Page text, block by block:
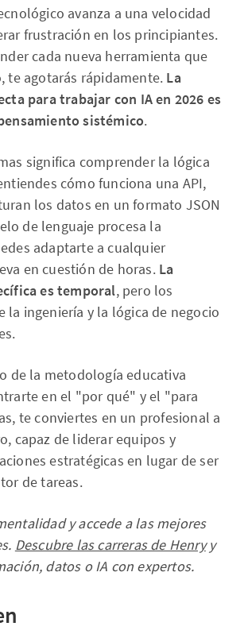
avanza a una velocidad
frustración en los principiantes.
cada nueva herramienta que
te agotarás rápidamente. La
para trabajar con IA en 2026 es
sistémico.
significa comprender la lógica
cómo funciona una API,
los datos en un formato JSON
de lenguaje procesa la
adaptarte a cualquier
en cuestión de horas.La
es temporal, pero los
la ingeniería y la lógica de negocio
de la metodología educativa
en el "por qué" y el "para
te conviertes en un profesional a
capaz de liderar equipos y
estratégicas en lugar de ser
de tareas.
y accede a las mejores
Descubre las carreras de Henryy
datos o IA con expertos.